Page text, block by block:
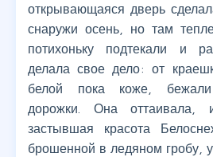
открывающаяся дверь
снаружи осень, но там
потихоньку подтекали и
делала свое дело: от
белой пока коже, бежали
дорожки. Она оттаивала,
застывшая красота
брошенной в ледяном гробу,